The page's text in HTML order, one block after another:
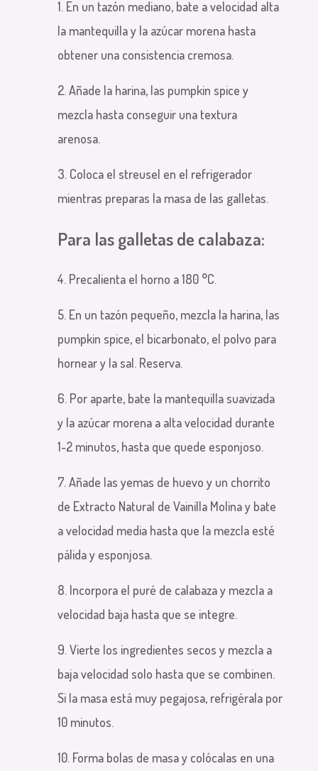
1. En un tazón mediano, bate a velocidad alta
la mantequilla y la azúcar morena hasta
obtener una consistencia cremosa.
2. Añade la harina, las pumpkin spice y
mezcla hasta conseguir una textura
arenosa.
3. Coloca el streusel en el refrigerador
mientras preparas la masa de las galletas.
Para las galletas de calabaza:
4. Precalienta el horno a 180 °C.
5. En un tazón pequeño, mezcla la harina, las
pumpkin spice, el bicarbonato, el polvo para
hornear y la sal. Reserva.
6. Por aparte, bate la mantequilla suavizada
y la azúcar morena a alta velocidad durante
1-2 minutos, hasta que quede esponjoso.
7. Añade las yemas de huevo y un chorrito
de Extracto Natural de Vainilla Molina y bate
a velocidad media hasta que la mezcla esté
pálida y esponjosa.
8. Incorpora el puré de calabaza y mezcla a
velocidad baja hasta que se integre.
9. Vierte los ingredientes secos y mezcla a
baja velocidad solo hasta que se combinen.
Si la masa está muy pegajosa, refrigérala por
10 minutos.
10. Forma bolas de masa y colócalas en una